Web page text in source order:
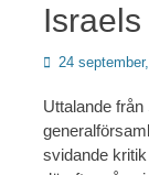
Publicerad
24
Uttalande
svidande